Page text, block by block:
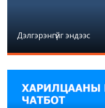
Дэлгэрэнгүйг эндээс